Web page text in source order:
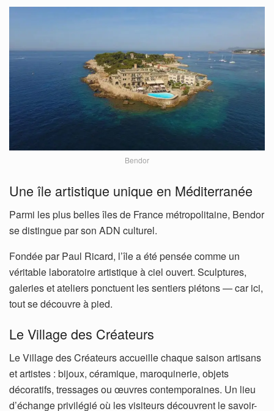
Bendor
Une île artistique unique en Méditerranée
Parmi les plus belles îles de France métropolitaine, Bendor
se distingue par son ADN culturel.
Fondée par Paul Ricard, l’île a été pensée comme un
véritable laboratoire artistique à ciel ouvert. Sculptures,
galeries et ateliers ponctuent les sentiers piétons — car ici,
tout se découvre à pied.
Le Village des Créateurs
Le Village des Créateurs accueille chaque saison artisans
et artistes : bijoux, céramique, maroquinerie, objets
décoratifs, tressages ou œuvres contemporaines. Un lieu
d’échange privilégié où les visiteurs découvrent le savoir-